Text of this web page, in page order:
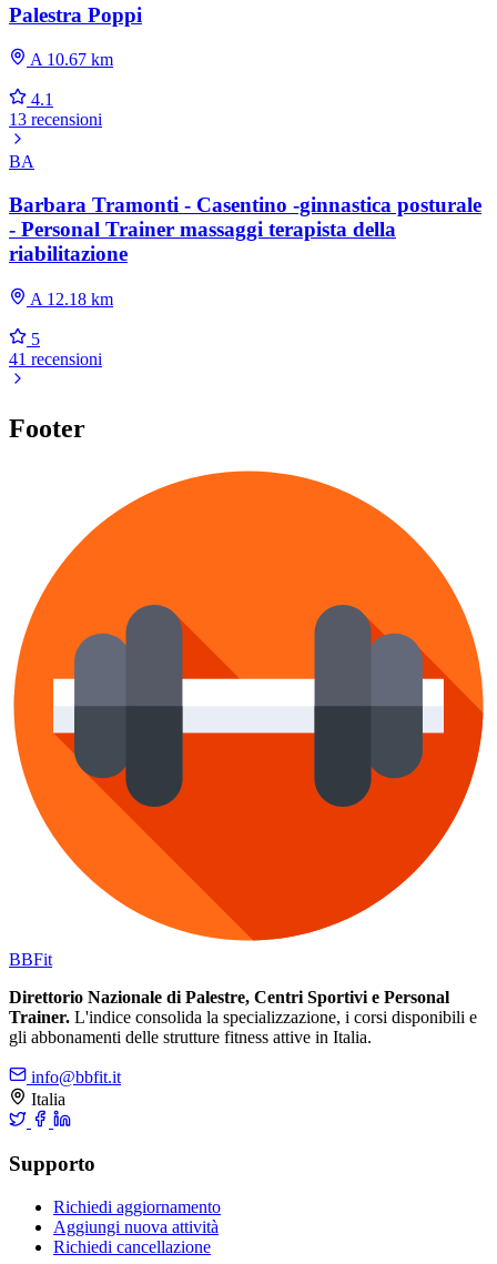
Palestra Poppi
A 10.67 km
4.1
13 recensioni
BA
Barbara Tramonti - Casentino -ginnastica posturale
- Personal Trainer massaggi terapista della
riabilitazione
A 12.18 km
5
41 recensioni
Footer
BBFit
Direttorio Nazionale di Palestre, Centri Sportivi e Personal
Trainer. L'indice consolida la specializzazione, i corsi disponibili e
gli abbonamenti delle strutture fitness attive in Italia.
info@bbfit.it
Italia
Supporto
Richiedi aggiornamento
Aggiungi nuova attività
Richiedi cancellazione